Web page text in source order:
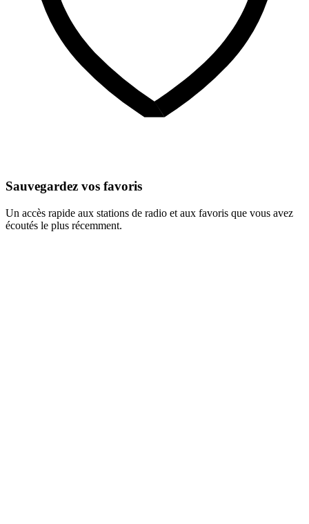
Sauvegardez vos favoris
Un accès rapide aux stations de radio et aux favoris que vous avez
écoutés le plus récemment.